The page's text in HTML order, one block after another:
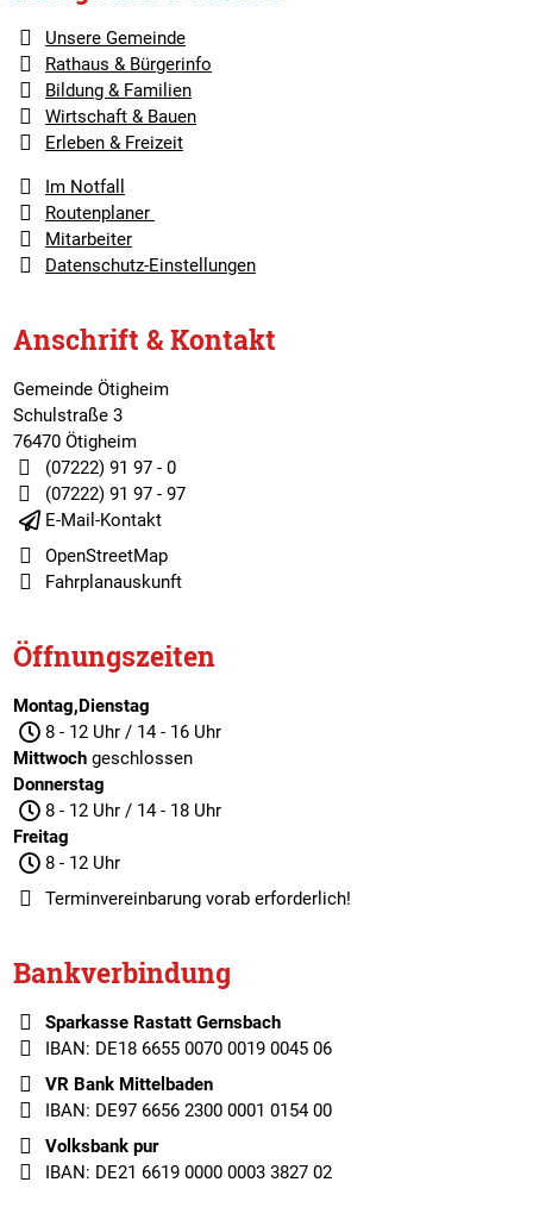
Unsere Gemeinde
Rathaus & Bürgerinfo
Bildung & Familien
Wirtschaft & Bauen
Erleben & Freizeit
Im Notfall
Routenplaner
Mitarbeiter
Datenschutz-Einstellungen
Anschrift & Kontakt
Gemeinde Ötigheim
Schulstraße 3
76470 Ötigheim
(07222) 91 97 - 0
(07222) 91 97 - 97
E-Mail-Kontakt
OpenStreetMap
Fahrplanauskunft
Öffnungszeiten
Montag,Dienstag
8 - 12 Uhr / 14 - 16 Uhr
Mittwochgeschlossen
Donnerstag
8 - 12 Uhr / 14 - 18 Uhr
Freitag
8 - 12 Uhr
Terminvereinbarungvorab erforderlich!
Bankverbindung
Sparkasse Rastatt Gernsbach
IBAN: DE18 6655 0070 0019 0045 06
VR Bank Mittelbaden
IBAN: DE97 6656 2300 0001 0154 00
Volksbank pur
IBAN: DE21 6619 0000 0003 3827 02